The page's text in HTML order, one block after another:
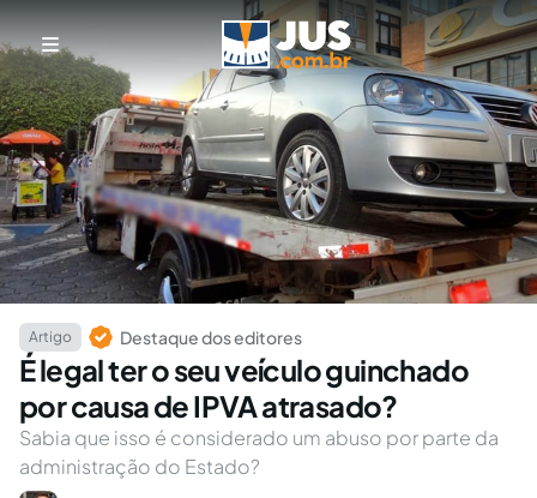
Artigo Destaque dos editores
É legal ter o seu veículo guinchado
por causa de IPVA atrasado?
Sabia que isso é considerado um abuso por parte da
administração do Estado?